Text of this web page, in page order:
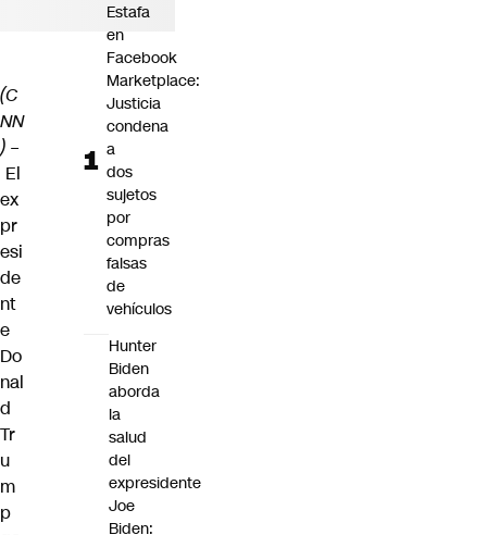
(C
NN
) –
El
ex
pr
esi
de
nt
e
Do
nal
d
Tr
u
m
p
Estafa
en
Facebook
Marketplace:
Justicia
condena
a
dos
sujetos
por
compras
falsas
de
vehículos
Hunter
Biden
aborda
la
salud
del
expresidente
Joe
Biden: